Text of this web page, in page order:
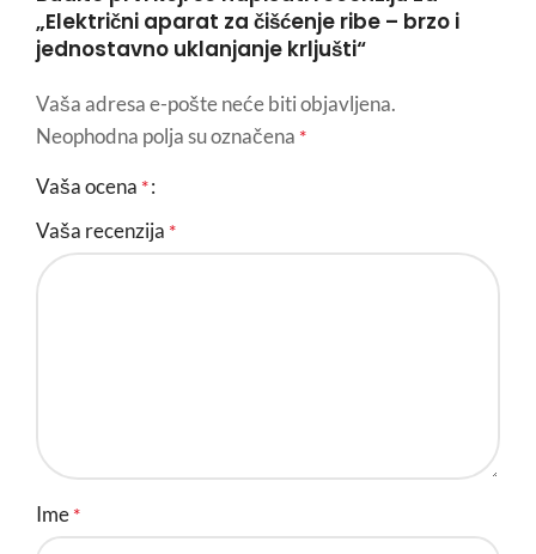
„Električni aparat za čišćenje ribe – brzo i
jednostavno uklanjanje krljušti“
Vaša adresa e-pošte neće biti objavljena.
Neophodna polja su označena *
Vaša ocena *
Vaša recenzija *
Ime *